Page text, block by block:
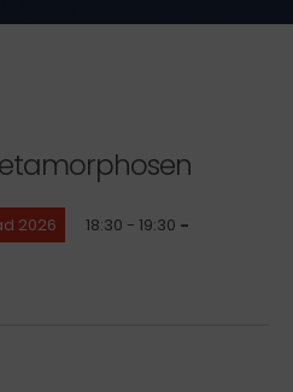
2026 18:30 - 19:30 -